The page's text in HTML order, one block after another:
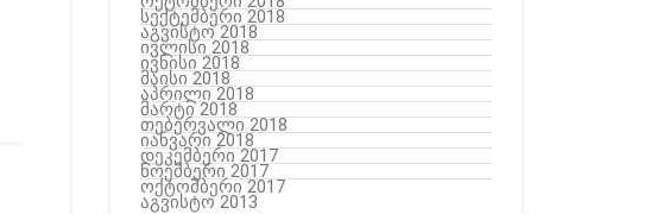
სექტემბერი 2018
აგვისტო 2018
ივლისი 2018
ივნისი 2018
მაისი 2018
აპრილი 2018
მარტი 2018
თებერვალი 2018
იანვარი 2018
დეკემბერი 2017
ნოემბერი 2017
ოქტომბერი 2017
აგვისტო 2013